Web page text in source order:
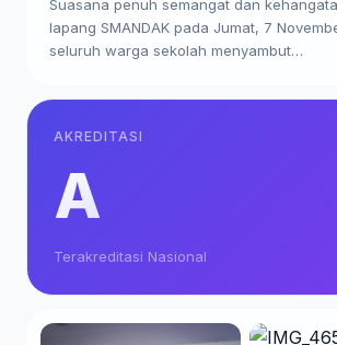
Suasana penuh semangat dan
lapang SMANDAK pada Jumat, 7
seluruh warga sekolah menyambut…
AKREDITASI
A
Terakreditasi Nasional